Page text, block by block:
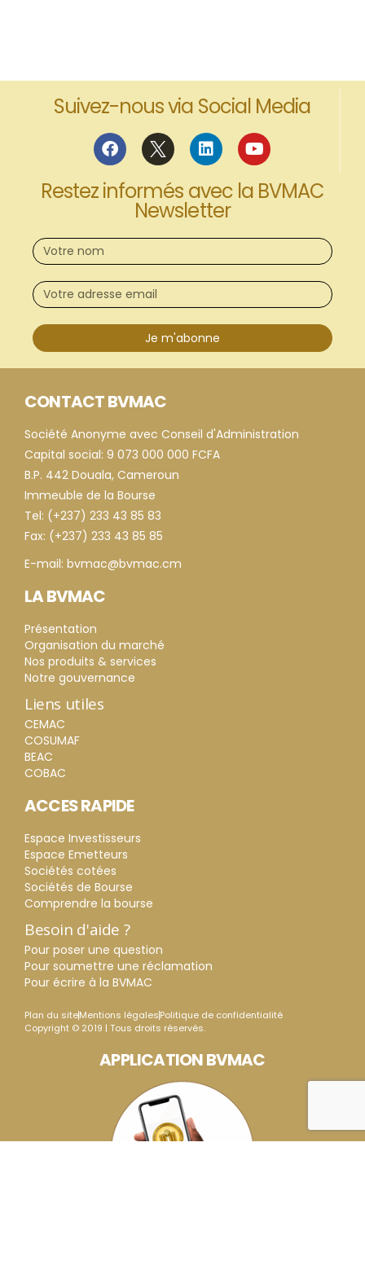
Suivez-nous via Social Media
Restez informés avec la BVMAC
Newsletter
Je m'abonne
CONTACT BVMAC
Société Anonyme avec Conseil d'Administration
Capital social: 9 073 000 000 FCFA
B.P. 442 Douala, Cameroun
Immeuble de la Bourse
Tel: (+237) 233 43 85 83
Fax: (+237) 233 43 85 85
E-mail: bvmac@bvmac.cm
LA BVMAC
Présentation
Organisation du marché
Nos produits & services
Notre gouvernance
Liens utiles
CEMAC
COSUMAF
BEAC
COBAC
ACCES RAPIDE
Espace Investisseurs
Espace Emetteurs
Sociétés cotées
Sociétés de Bourse
Comprendre la bourse
Besoin d'aide ?
Pour poser une question
Pour soumettre une réclamation
Pour écrire à la BVMAC
Plan du siteMentions légalesPolitique de confidentialité
Copyright © 2019 | Tous droits réservés.
APPLICATION BVMAC